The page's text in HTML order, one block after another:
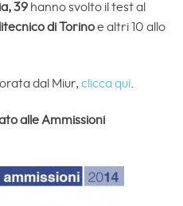
39 hanno svolto il test al
di Torinoe altri 10 allo
dal Miur, clicca qui
alle Ammissioni